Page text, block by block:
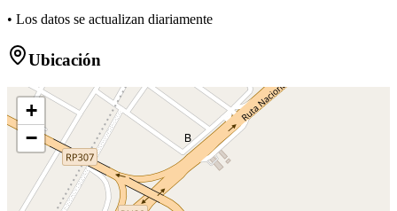
• Los datos se actualizan diariamente
Ubicación
B
+
−